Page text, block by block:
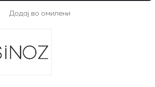
Додај во омилени